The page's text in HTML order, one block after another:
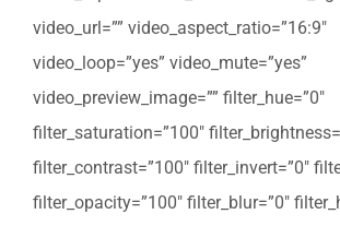
video_url=”” video_aspect_ratio=”16:9″
video_loop=”yes” video_mute=”yes”
video_preview_image=”” filter_hue=”0″
filter_saturation=”100″
filter_contrast=”100″ filter_invert=”0″
filter_opacity=”100″ filter_blur=”0″